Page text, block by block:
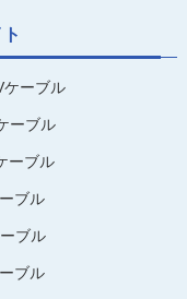
ケーブル
ーブル
ーブル
ブル
ブル
ブル